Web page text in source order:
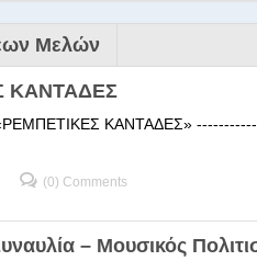
της
Μελών
ΚΑΝΤΑΔΕΣ
ΚΑΝΤΑΔΕΣ»
(0) Comments
– Μουσικός